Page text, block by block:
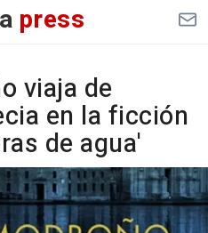
press
viaja de
en la ficción
de agua'